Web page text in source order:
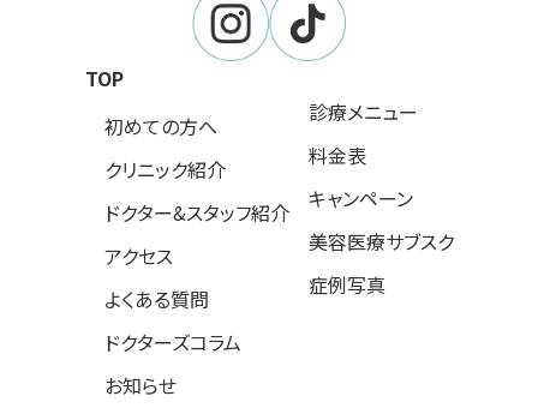
TOP
初めての方へ
クリニック紹介
ドクター&スタッフ紹介
アクセス
よくある質問
ドクターズコラム
お知らせ
診療メニュー
料金表
キャンペーン
美容医療サブスク
症例写真